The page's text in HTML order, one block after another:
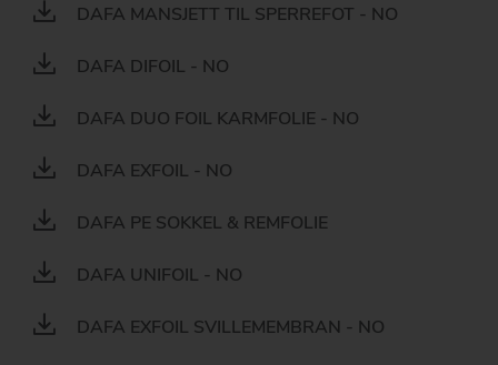
DAFA MANSJETT TIL SPERREFOT - NO
DAFA DIFOIL - NO
DAFA DUO FOIL KARMFOLIE - NO
DAFA EXFOIL - NO
DAFA PE SOKKEL & REMFOLIE
DAFA UNIFOIL - NO
DAFA EXFOIL SVILLEMEMBRAN - NO